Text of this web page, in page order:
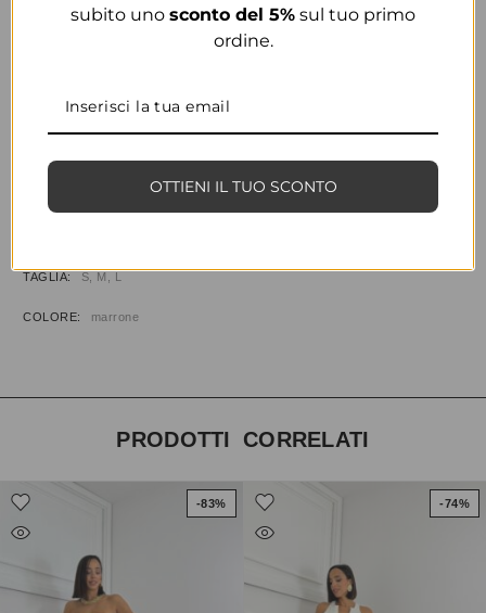
AGGIUNGI ALLA WISHLIST
COD:
TAGLIA S, M, L
COLORE marrone
PRODOTTI CORRELATI
-83% -74%
subito uno sconto del 5% sul tuo primo
ordine.
OTTIENI IL TUO SCONTO